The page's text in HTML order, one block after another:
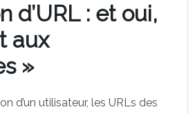
d’URL : et oui,
aux
»
d’un utilisateur, les URLs des